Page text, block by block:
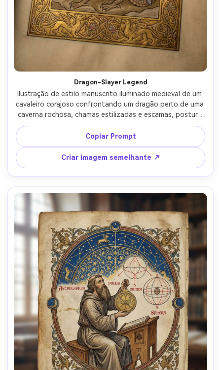
Dragon-Slayer Legend
Ilustração de estilo manuscrito iluminado medieval de um
cavaleiro corajoso confrontando um dragão perto de uma
caverna rochosa, chamas estilizadas e escamas, postura
heróica, escudo heráldico, detalhes de folha de ouro na
armadura e borda, perspectiva medieval dramática mas
plana, moldura ornamentada com videiras entrelaçadas,
intensidade lenda-como, iluminação altamente
detalhada, lente de 85mm, profundidade de campo rasa,
iluminação cinematográfica suave-AR 4:5
Copiar Prompt
Criar imagem semelhante ↗